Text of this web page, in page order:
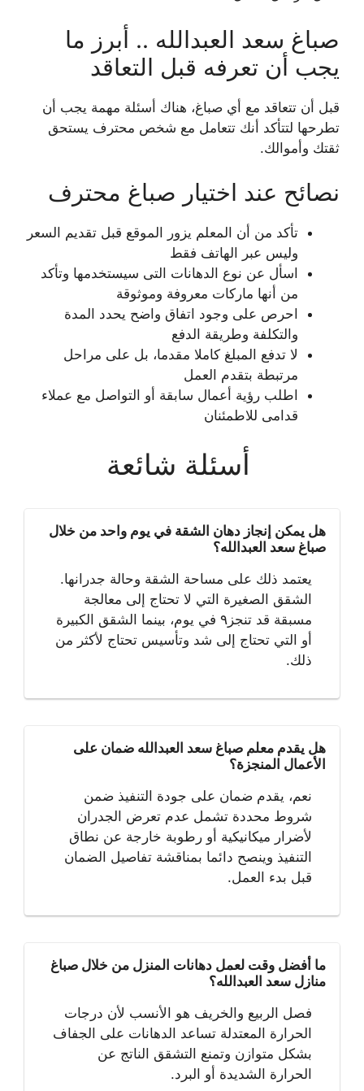
صباغ سعد العبدالله .. أبرز ما
يجب أن تعرفه قبل التعاقد
قبل أن تتعاقد مع أي صباغ، هناك أسئلة مهمة يجب أن
تطرحها لتتأكد أنك تتعامل مع شخص محترف يستحق
ثقتك وأموالك.
نصائح عند اختيار صباغ محترف
تأكد من أن المعلم يزور الموقع قبل تقديم السعر
وليس عبر الهاتف فقط
اسأل عن نوع الدهانات التى سيستخدمها وتأكد
من أنها ماركات معروفة وموثوقة
احرص على وجود اتفاق واضح يحدد المدة
والتكلفة وطريقة الدفع
لا تدفع المبلغ كاملا مقدما، بل على مراحل
مرتبطة بتقدم العمل
اطلب رؤية أعمال سابقة أو التواصل مع عملاء
قدامى للاطمئنان
أسئلة شائعة
هل يمكن إنجاز دهان الشقة في يوم واحد من خلال
صباغ سعد العبدالله؟
يعتمد ذلك على مساحة الشقة وحالة جدرانها.
الشقق الصغيرة التي لا تحتاج إلى معالجة
مسبقة قد تنجز٩ في يوم، بينما الشقق الكبيرة
أو التي تحتاج إلى شد وتأسيس تحتاج لأكثر من
ذلك.
هل يقدم معلم صباغ سعد العبدالله ضمان على
الأعمال المنجزة؟
نعم، يقدم ضمان على جودة التنفيذ ضمن
شروط محددة تشمل عدم تعرض الجدران
لأضرار ميكانيكية أو رطوبة خارجة عن نطاق
التنفيذ وينصح دائما بمناقشة تفاصيل الضمان
قبل بدء العمل.
ما أفضل وقت لعمل دهانات المنزل من خلال صباغ
منازل سعد العبدالله؟
فصل الربيع والخريف هو الأنسب لأن درجات
الحرارة المعتدلة تساعد الدهانات على الجفاف
بشكل متوازن وتمنع التشقق الناتج عن
الحرارة الشديدة أو البرد.